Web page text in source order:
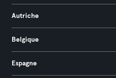
Autriche
Belgique
Espagne